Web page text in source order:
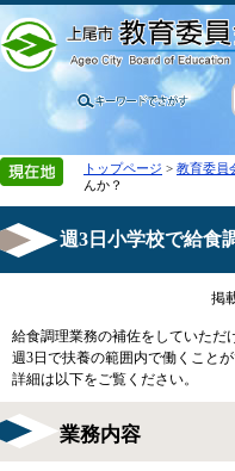
トップページ > 教育委員
んか？
週3日小学校で給食
掲
給食調理業務の補佐をしていただ
週3日で扶養の範囲内で働くことが
詳細は以下をご覧ください。
業務内容